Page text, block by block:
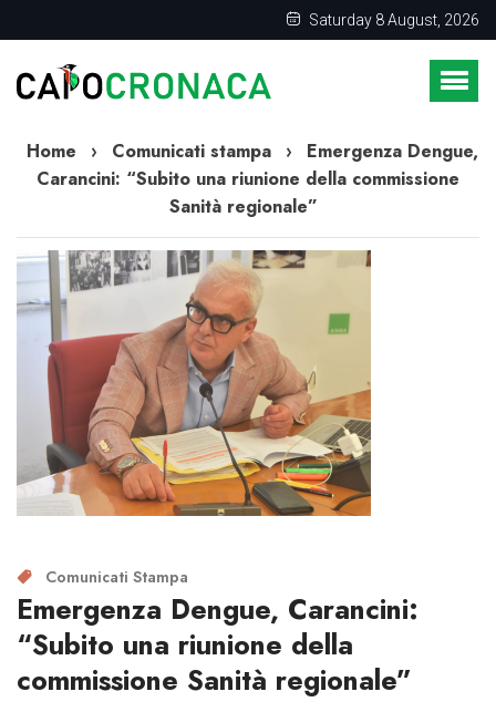
Saturday 8 August, 2026
Home › Comunicati stampa ›
Emergenza Dengue,
Carancini: “Subito una riunione della commissione
Sanità regionale”
Comunicati Stampa
Emergenza Dengue, Carancini:
“Subito una riunione della
commissione Sanità regionale”